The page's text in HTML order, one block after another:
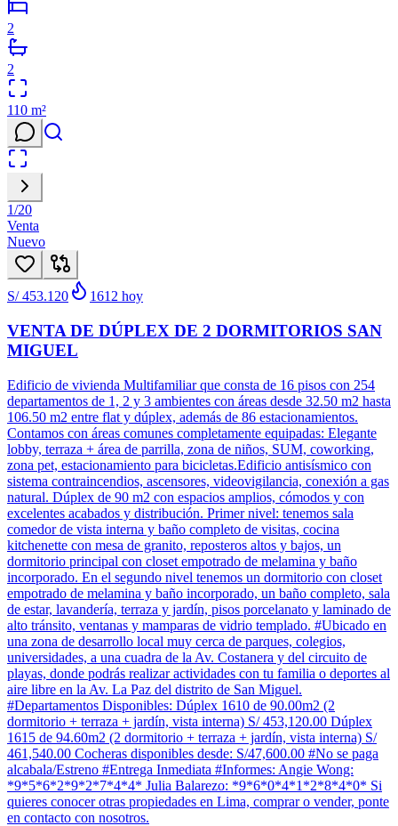
2
2
110 m²
1/20
Venta
Nuevo
S/ 453.120 1612 hoy
VENTA DE DÚPLEX DE 2 DORMITORIOS SAN
MIGUEL
Edificio de vivienda Multifamiliar que consta de 16 pisos con 254
departamentos de 1, 2 y 3 ambientes con áreas desde 32.50 m2 hasta
106.50 m2 entre flat y dúplex, además de 86 estacionamientos.
Contamos con áreas comunes completamente equipadas: Elegante
lobby, terraza + área de parrilla, zona de niños, SUM, coworking,
zona pet, estacionamiento para bicicletas.Edificio antisísmico con
sistema contraincendios, ascensores, videovigilancia, conexión a gas
natural. Dúplex de 90 m2 con espacios amplios, cómodos y con
excelentes acabados y distribución. Primer nivel: tenemos sala
comedor de vista interna y baño completo de visitas, cocina
kitchenette con mesa de granito, reposteros altos y bajos, un
dormitorio principal con closet empotrado de melamina y baño
incorporado. En el segundo nivel tenemos un dormitorio con closet
empotrado de melamina y baño incorporado, un baño completo, sala
de estar, lavandería, terraza y jardín, pisos porcelanato y laminado de
alto tránsito, ventanas y mamparas de vidrio templado. #Ubicado en
una zona de desarrollo local muy cerca de parques, colegios,
universidades, a una cuadra de la Av. Costanera y del circuito de
playas, donde podrás realizar actividades con tu familia o deportes al
aire libre en la Av. La Paz del distrito de San Miguel.
#Departamentos Disponibles: Dúplex 1610 de 90.00m2 (2
dormitorio + terraza + jardín, vista interna) S/ 453,120.00 Dúplex
1615 de 94.60m2 (2 dormitorio + terraza + jardín, vista interna) S/
461,540.00 Cocheras disponibles desde: S/47,600.00 #No se paga
alcabala/Estreno #Entrega Inmediata #Informes: Angie Wong:
*9*5*6*2*9*2*7*4*4* Julia Balarezo: *9*6*0*4*1*2*8*4*0* Si
quieres conocer otras propiedades en Lima, comprar o vender, ponte
en contacto con nosotros.